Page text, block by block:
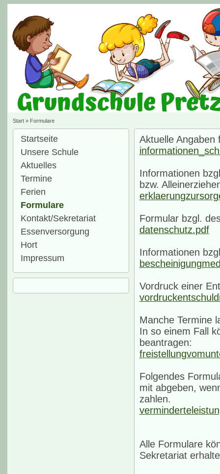
Start» Formulare
Startseite
Unsere Schule
Aktuelles
Termine
Ferien
Formulare
Kontakt/Sekretariat
Essenversorgung
Hort
Impressum
Aktuelle Angaben
Informationen
bzw.
Formular bzgl.
datenschutz.pdf
Informationen
Vordruck einer
Manche Termine
In so einem Fall
beantragen:
Folgendes
mit abgeben,
zahlen.
Alle Formulare
Sekretariat